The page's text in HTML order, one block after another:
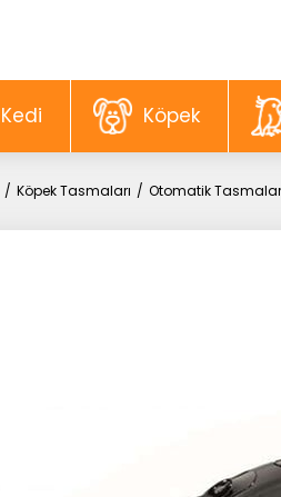
Kedi Köpek
Köpek Tasmaları Otomatik Tasmalar